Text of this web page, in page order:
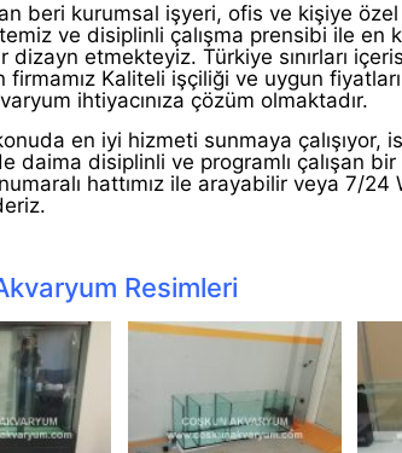
beri kurumsal işyeri, ofis ve kişiye
ve disiplinli çalışma prensibi ile en
dizayn etmekteyiz. Türkiye sınırları
firmamız Kaliteli işçiliği ve uygun
ihtiyacınıza çözüm olmaktadır.
en iyi hizmeti sunmaya çalışıyor,
daima disiplinli ve programlı çalışan
hattımız ile arayabilir veya 7/
Resimleri